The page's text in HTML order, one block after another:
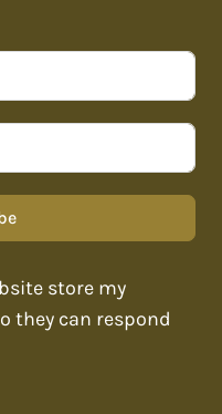
store my
they can respond